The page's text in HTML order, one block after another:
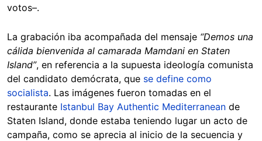
votos–.
La grabación iba acompañada del mensaje “Demos una
cálida bienvenida al camarada Mamdani en Staten
Island”, en referencia a la supuesta ideología comunista
del candidato demócrata, que se define como
socialista. Las imágenes fueron tomadas en el
restaurante Istanbul Bay Authentic Mediterranean de
Staten Island, donde estaba teniendo lugar un acto de
campaña, como se aprecia al inicio de la secuencia y